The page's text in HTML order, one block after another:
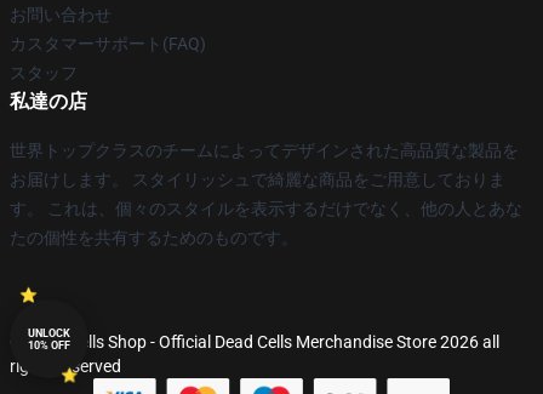
お問い合わせ
カスタマーサポート(FAQ)
スタッフ
私達の店
世界トップクラスのチームによってデザインされた高品質な製品を
お届けします。 スタイリッシュで綺麗な商品をご用意しておりま
す。 これは、個々のスタイルを表示するだけでなく、他の人とあな
たの個性を共有するためのものです。
© Dead Cells Shop - Official Dead Cells Merchandise Store 2026 all
rights reserved
UNLOCK
10% OFF